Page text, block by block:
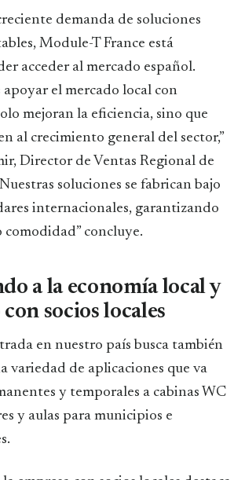
demanda de soluciones
Module-T France está
acceder al mercado español.
el mercado local con
mejoran la eficiencia, sino que
al crecimiento general del sector,”
Director de Ventas Regional de
soluciones se fabrican bajo
internacionales, garantizando
concluye.
a la economía local y
socios locales
en nuestro país busca también
variedad de aplicaciones que va
y temporales a cabinas WC
y aulas para municipios e